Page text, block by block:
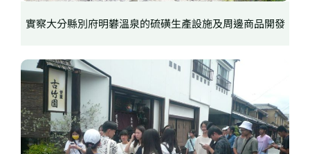
實察大分縣別府明礬溫泉的硫磺生產設施及周邊商品開發